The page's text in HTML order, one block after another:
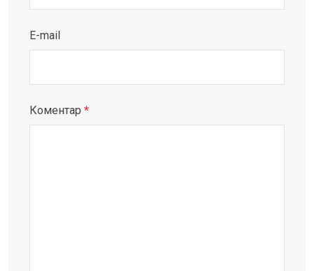
E-mail
Коментар *